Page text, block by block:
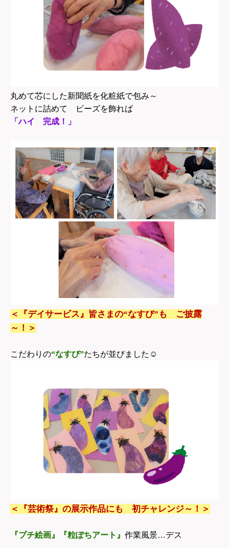
丸めて芯にした新聞紙を化粧紙で包み～
ネットに詰めて ビーズを飾れば
「ハイ 完成！」
＜『デイサービス』皆さまの“なすび”も ご披露
～！＞
こだわりの“なすび”たちが並びました ☺
＜『芸術祭』の展示作品にも 初チャレンジ～！＞
『プチ絵画』『粒ぽちアート』 作業風景…デス